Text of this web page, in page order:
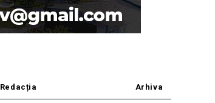
Redacția Arhiva